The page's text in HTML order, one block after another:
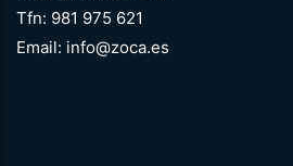
Tfn: 981 975 621
Email: info@zoca.es